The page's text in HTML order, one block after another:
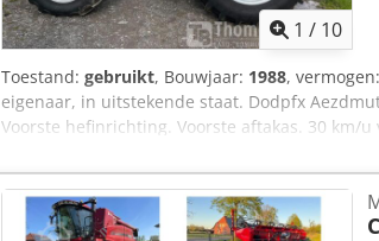
1 / 10
Toestand: gebruikt, Bouwjaar: 1988, vermogen:
eigenaar, in uitstekende staat. Dodpfx
Voorste hefinrichting. Voorste aftakas. 30 km/u